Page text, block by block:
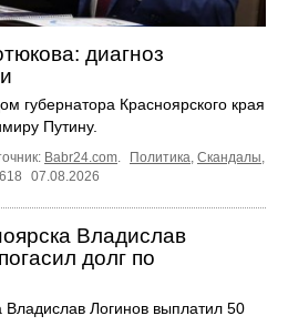
диагноз
губернатора Красноярского края
Путину.
Babr24.com Политика Скандалы
07.08.2026
Владислав
долг по
Логинов выплатил 50